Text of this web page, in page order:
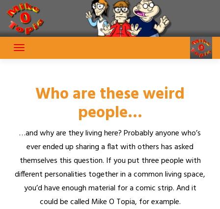
Skip
content
Who are these weird
people…
…and why are they living here? Probably anyone who’s
ever ended up sharing a flat with others has asked
themselves this question. If you put three people with
different personalities together in a common living space,
you’d have enough material for a comic strip. And it
could be called Mike O Topia, for example.